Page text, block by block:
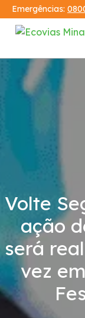
Emergências:
Institucional
Código de
Serviços
PRA
Inspeção de
Tarifas de
Volte
ação
será
vez